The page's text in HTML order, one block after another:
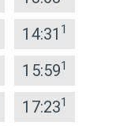
14:31 1
15:591
17:231